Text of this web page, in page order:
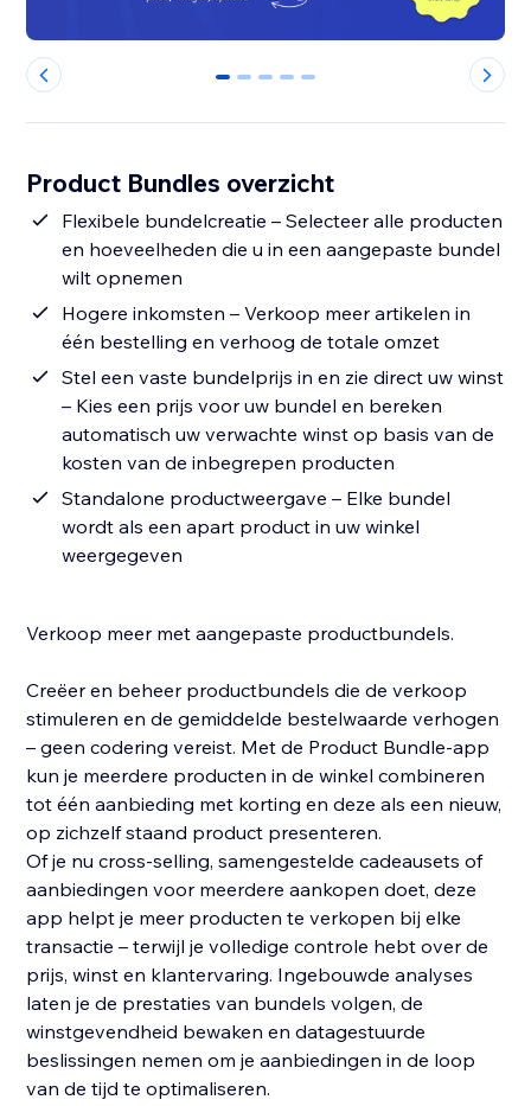
0 1 2 3 4
Product Bundles overzicht
Flexibele bundelcreatie – Selecteer alle producten
en hoeveelheden die u in een aangepaste bundel
wilt opnemen
Hogere inkomsten – Verkoop meer artikelen in
één bestelling en verhoog de totale omzet
Stel een vaste bundelprijs in en zie direct uw winst
– Kies een prijs voor uw bundel en bereken
automatisch uw verwachte winst op basis van de
kosten van de inbegrepen producten
Standalone productweergave – Elke bundel
wordt als een apart product in uw winkel
weergegeven
Verkoop meer met aangepaste productbundels.
Creëer en beheer productbundels die de verkoop
stimuleren en de gemiddelde bestelwaarde verhogen
– geen codering vereist. Met de Product Bundle-app
kun je meerdere producten in de winkel combineren
tot één aanbieding met korting en deze als een nieuw,
op zichzelf staand product presenteren.
Of je nu cross-selling, samengestelde cadeausets of
aanbiedingen voor meerdere aankopen doet, deze
app helpt je meer producten te verkopen bij elke
transactie – terwijl je volledige controle hebt over de
prijs, winst en klantervaring. Ingebouwde analyses
laten je de prestaties van bundels volgen, de
winstgevendheid bewaken en datagestuurde
beslissingen nemen om je aanbiedingen in de loop
van de tijd te optimaliseren.